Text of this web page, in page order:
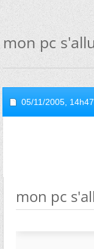
mon pc
05/11/2005, 14h47
mon pc